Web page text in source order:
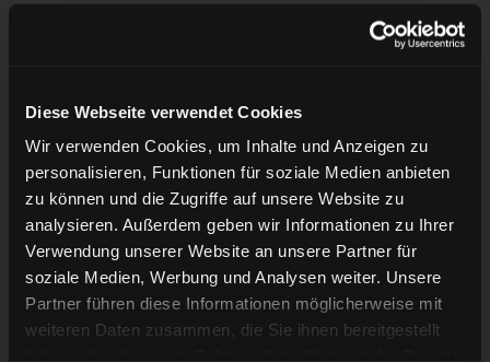
Diese Webseite verwendet Cookies
Wir verwenden Cookies, um Inhalte und Anzeigen zu
personalisieren, Funktionen für soziale Medien anbieten
zu können und die Zugriffe auf unsere Website zu
analysieren. Außerdem geben wir Informationen zu Ihrer
Verwendung unserer Website an unsere Partner für
soziale Medien, Werbung und Analysen weiter. Unsere
Partner führen diese Informationen möglicherweise mit
weiteren Daten zusammen, die Sie ihnen bereitgestellt
trennt die DEG aus organisatorischen und zeitlichen
Gründen die Eröffnung von der ersten
Autogrammstunde. Diese findet am Dienstag, 24.
September statt. Weitere Details folgen. Am Samstag
gibt es aber jede Menge Möglichkeiten für Selfies etc.